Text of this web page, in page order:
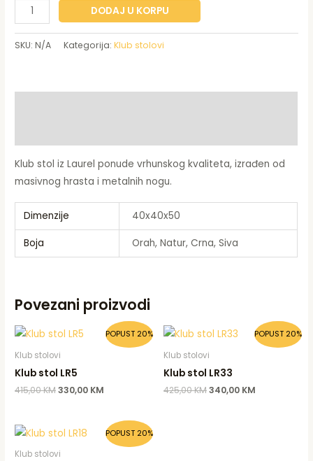
DODAJ U KORPU
SKU:N/A Kategorija:Klub stolovi
Klub stol iz Laurel ponude vrhunskog kvaliteta, izrađen od
masivnog hrasta i metalnih nogu.
Dimenzije 40x40x50
Boja Orah, Natur, Crna, Siva
Povezani proizvodi
POPUST 20%
Klub stolovi
Klub stol LR5
415,00KM
Original
price
was:
330,00 KM
Current
price
POPUST 20%
Klub stolovi
Klub stol LR33
425,00KM
Original
price
was:
340,00 KM
Current
price
POPUST 20%
Klub stolovi
Original
price
Current
price